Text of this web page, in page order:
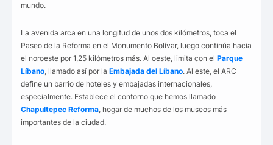
mundo.
La avenida arca en una longitud de unos dos kilómetros, toca el
Paseo de la Reforma en el Monumento Bolívar, luego continúa hacia
el noroeste por 1,25 kilómetros más. Al oeste, limita con el Parque
Líbano, llamado así por la Embajada del Líbano. Al este, el ARC
define un barrio de hoteles y embajadas internacionales,
especialmente. Establece el contorno que hemos llamado
Chapultepec Reforma, hogar de muchos de los museos más
importantes de la ciudad.